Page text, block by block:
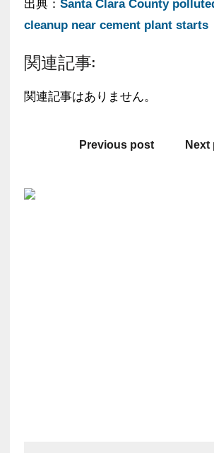
出典： Santa Clara County
cleanup near cement plant starts
関連記事:
関連記事はありません。
Previous post Next